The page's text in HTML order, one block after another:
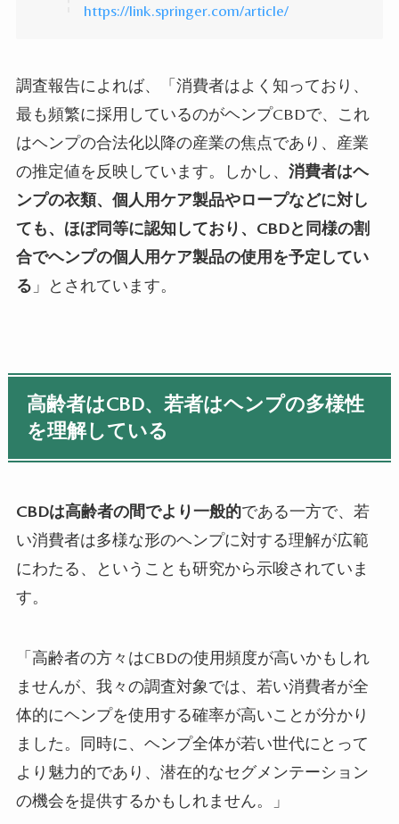
https://link.springer.com/article/
調査報告によれば、「消費者はよく知っており、
最も頻繁に採用しているのがヘンプCBDで、これ
はヘンプの合法化以降の産業の焦点であり、産業
の推定値を反映しています。
しかし、 消費者はヘ
ンプの衣類、個人用ケア製品やロープなどに対し
ても、ほぼ同等に認知しており、 CBDと同様の割
合でヘンプの個人用ケア製品の使用を予定してい
る 」とされています。
高齢者はCBD、若者はヘンプの多様性
を理解している
CBDは高齢者の間でより一般的である一方で、若
い消費者は多様な形のヘンプに対する理解が広範
にわたる、ということも研究から示唆されていま
す。
「高齢者の方々はCBDの使用頻度が高いかもしれ
ませんが、我々の調査対象では、若い消費者が全
体的にヘンプを使用する確率が高いことが分かり
ました。同時に、ヘンプ全体が若い世代にとって
より魅力的であり、潜在的なセグメンテーション
の機会を提供するかもしれません。」